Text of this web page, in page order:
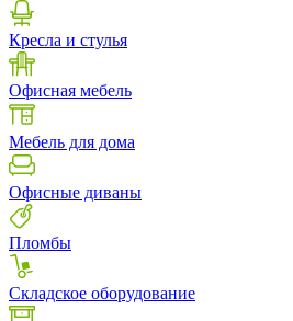
Кресла и стулья
Офисная мебель
Мебель для дома
Офисные диваны
Пломбы
Складское оборудование